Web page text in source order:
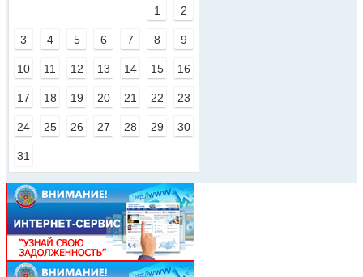
1 2
3 4 5 6 7 8 9
10 11 12 13 14 15 16
17 18 19 20 21 22 23
24 25 26 27 28 29 30
31